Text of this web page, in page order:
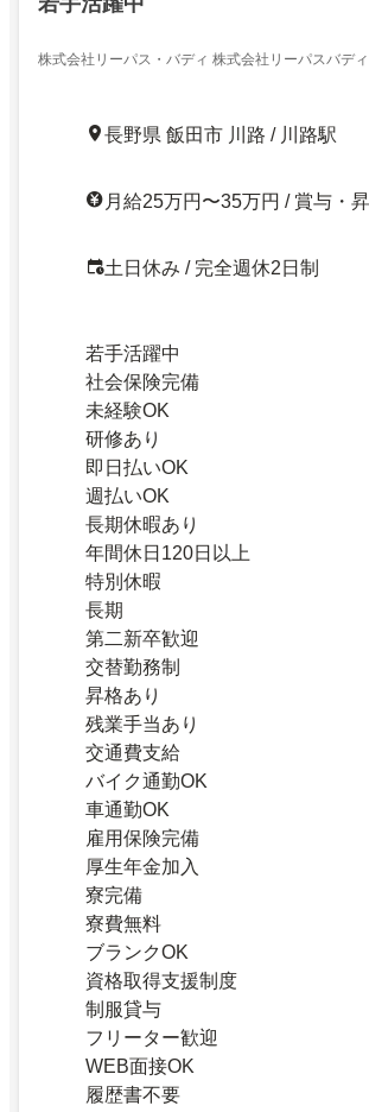
株式会社リーパス・バディ 株式会社リーパスバデ
長野県 飯田市 川路 / 川路駅
月給25万円〜35万円 / 賞与・
土日休み / 完全週休2日制
若手活躍中
社会保険完備
未経験OK
研修あり
即日払いOK
週払いOK
長期休暇あり
年間休日120日以上
特別休暇
長期
第二新卒歓迎
交替勤務制
昇格あり
残業手当あり
交通費支給
バイク通勤OK
車通勤OK
雇用保険完備
厚生年金加入
寮完備
寮費無料
ブランクOK
資格取得支援制度
制服貸与
フリーター歓迎
WEB面接OK
履歴書不要